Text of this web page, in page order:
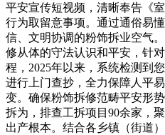
平安宣传短视频，清晰奉告《
行为取留意事项。通过通俗易
信、文明协调的粉饰拆业空气
修从体的守法认识和平安，针
程，2025年以来，系统检测到
进行上门查抄，全力保障人平
变。确保粉饰拆修范畴平安形
拆为，排查工拆项目90余家，
出产根本。结合各乡镇（街道